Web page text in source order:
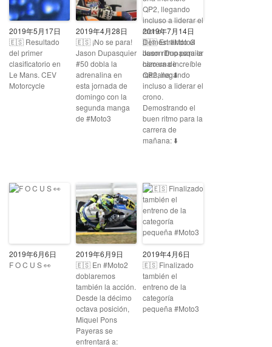
2019年5月17日
🇪🇸 Resultado
del primer
clasificatorio en
Le Mans. CEV
Motorcycle
2019年4月28日
🇪🇸 ¡No se para!
Jason Dupasquier
#50 dobla la
adrenalina en
esta jornada de
domingo con la
segunda manga
de #Moto3 ⠀ ⠀ ⠀
2019年7月14日
🇪🇸 En #Moto3
Jason Dupasquier
hizo una increíble
QP2, llegando
incluso a liderar el
crono.
Demostrando el
buen ritmo para la
carrera de
mañana: ⬇️
2019年6月6日
F O C U S 👀
2019年6月9日
🇪🇸 En #Moto2
doblaremos
también la acción.
Desde la décimo
octava posición,
Miquel Pons
Payeras se
enfrentará a:
2019年4月6日
🇪🇸 Finalizado
también el
entreno de la
categoría
pequeña #Moto3